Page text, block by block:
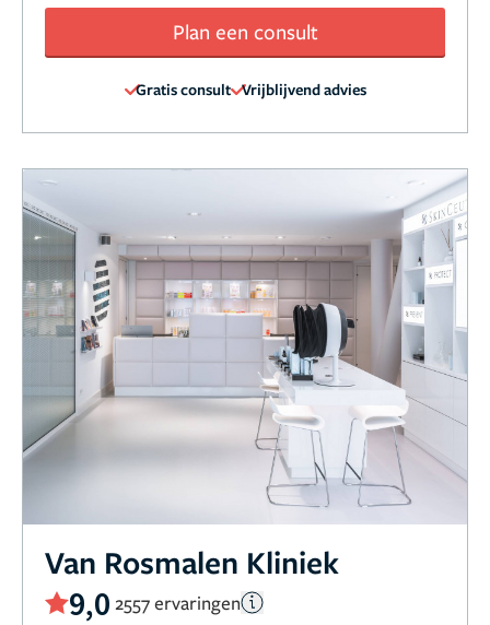
Plan een consult
Gratis consult Vrijblijvend advies
Van Rosmalen Kliniek
9,0 2557 ervaringen